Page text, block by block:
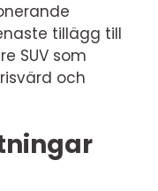
tillägg till
SUV som
och